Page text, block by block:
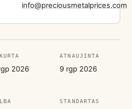
info@preciousmetalprices.com
2026
ATNAUJINTA
9 rgp 2026
STANDARTAS